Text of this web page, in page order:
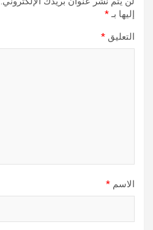
إليها بـ*
التعليق *
الاسم *